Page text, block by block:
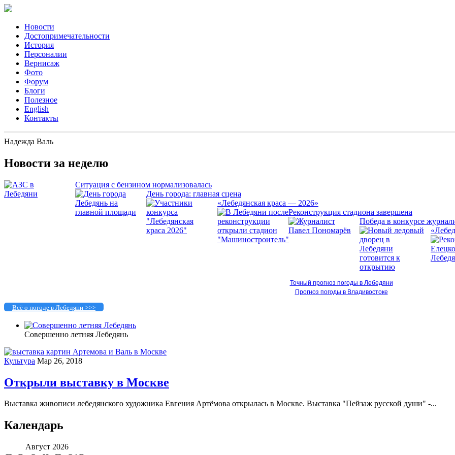
Новости
Достопримечательности
История
Персоналии
Вернисаж
Фото
Форум
Блоги
Полезное
English
Контакты
Надежда Валь
Новости за неделю
Ситуация с бензином нормализовалась
День города: главная сцена
«Лебедянская краса — 2026»
Реконструкция стадиона завершена
Победа в конкурсе
Точный прогноз погоды в Лебедяни
Прогноз погоды в Владивостоке
Всё о погоде в Лебедяни >>>
Совершенно летняя Лебедянь
Культура Мар 26, 2018
Открыли выставку в Москве
Выставка живописи лебедянского художника Евгения Артёмова открылась в Москве. Выставка "Пейзаж русской души" -...
Календарь
Август 2026